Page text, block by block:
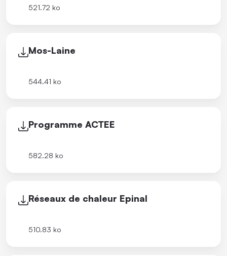
521.72 ko
Mos-Laine
544.41 ko
Programme ACTEE
582.28 ko
Réseaux de chaleur Epinal
510.83 ko